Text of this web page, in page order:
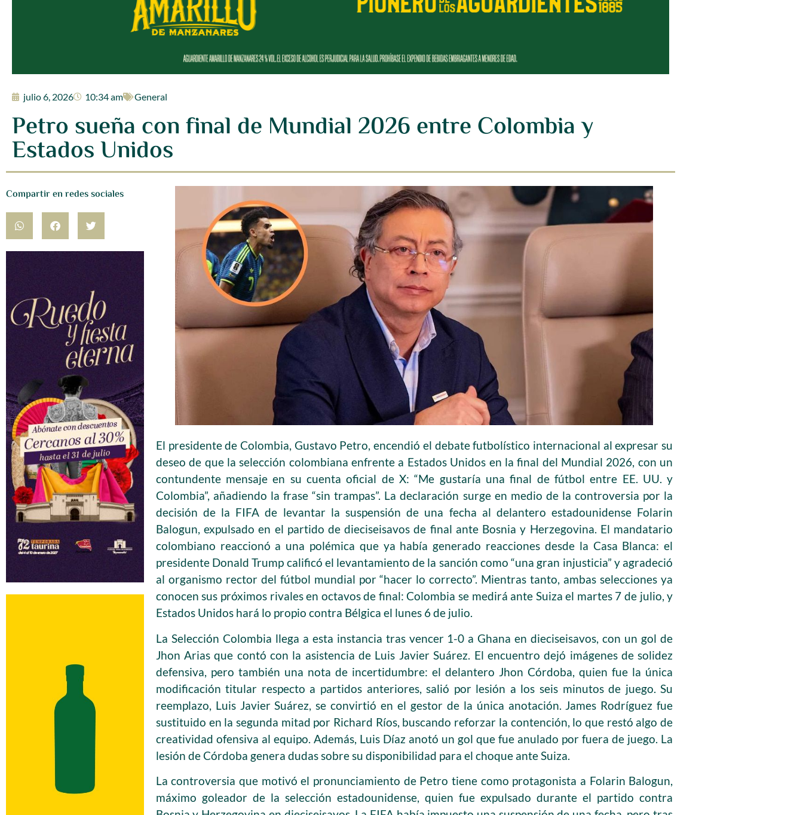
julio 6, 2026 10:34 am General
Petro sueña con final de Mundial 2026 entre Colombia y
Estados Unidos
Compartir en redes sociales
El presidente de Colombia, Gustavo Petro, encendió el debate futbolístico internacional al expresar su
deseo de que la selección colombiana enfrente a Estados Unidos en la final del Mundial 2026, con un
contundente mensaje en su cuenta oficial de X: “Me gustaría una final de fútbol entre EE. UU. y
Colombia”, añadiendo la frase “sin trampas”. La declaración surge en medio de la controversia por la
decisión de la FIFA de levantar la suspensión de una fecha al delantero estadounidense Folarin
Balogun, expulsado en el partido de dieciseisavos de final ante Bosnia y Herzegovina. El mandatario
colombiano reaccionó a una polémica que ya había generado reacciones desde la Casa Blanca: el
presidente Donald Trump calificó el levantamiento de la sanción como “una gran injusticia” y agradeció
al organismo rector del fútbol mundial por “hacer lo correcto”. Mientras tanto, ambas selecciones ya
conocen sus próximos rivales en octavos de final: Colombia se medirá ante Suiza el martes 7 de julio, y
Estados Unidos hará lo propio contra Bélgica el lunes 6 de julio.
La Selección Colombia llega a esta instancia tras vencer 1-0 a Ghana en dieciseisavos, con un gol de
Jhon Arias que contó con la asistencia de Luis Javier Suárez. El encuentro dejó imágenes de solidez
defensiva, pero también una nota de incertidumbre: el delantero Jhon Córdoba, quien fue la única
modificación titular respecto a partidos anteriores, salió por lesión a los seis minutos de juego. Su
reemplazo, Luis Javier Suárez, se convirtió en el gestor de la única anotación. James Rodríguez fue
sustituido en la segunda mitad por Richard Ríos, buscando reforzar la contención, lo que restó algo de
creatividad ofensiva al equipo. Además, Luis Díaz anotó un gol que fue anulado por fuera de juego. La
lesión de Córdoba genera dudas sobre su disponibilidad para el choque ante Suiza.
La controversia que motivó el pronunciamiento de Petro tiene como protagonista a Folarin Balogun,
máximo goleador de la selección estadounidense, quien fue expulsado durante el partido contra